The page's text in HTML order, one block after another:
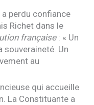
perdu confiance
Richet dans le
française: « Un
souveraineté. Un
au
qui accueille
La Constituante a